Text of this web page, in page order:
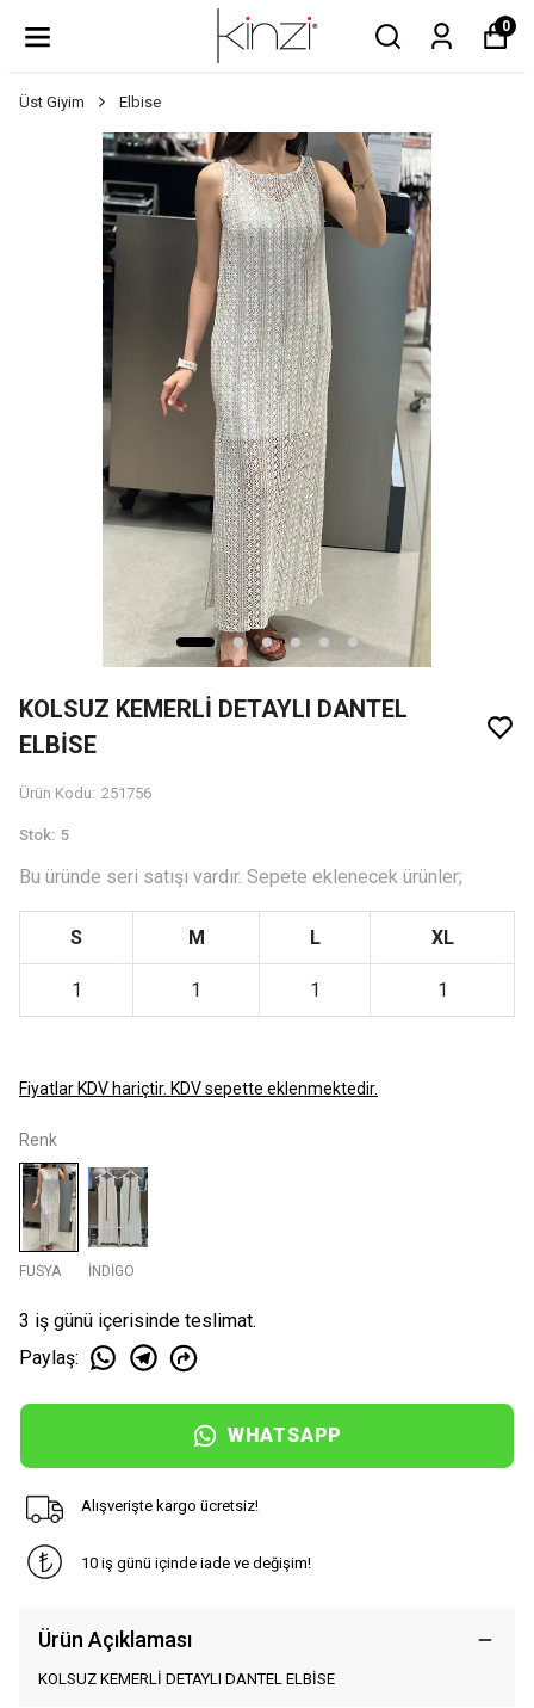
0
Üst Giyim Elbise
KOLSUZ KEMERLİ DETAYLI DANTEL
ELBİSE
Ürün Kodu: 251756
Stok: 5
Bu üründe seri satışı vardır. Sepete eklenecek ürünler;
S M L XL
1 1 1 1
Fiyatlar KDV hariçtir. KDV sepette eklenmektedir.
Renk
FUSYA İNDİGO
3 iş günü içerisinde teslimat.
Paylaş:
WHATSAPP
Alışverişte kargo ücretsiz!
10 iş günü içinde iade ve değişim!
Ürün Açıklaması
KOLSUZ KEMERLİ DETAYLI DANTEL ELBİSE